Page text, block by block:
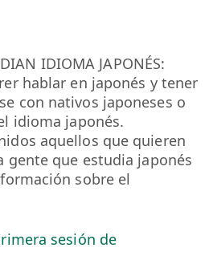
IDIOMA JAPONÉS:
hablar en japonés y tener
con nativos japoneses o
idioma japonés.
aquellos que quieren
gente que estudia japonés
sobre el
sesión de